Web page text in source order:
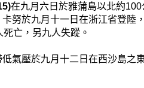
在九月六日於雅蒲島以北約
卡努於九月十一日在浙江省登陸
死亡，另九人失蹤。
氣壓於九月十二日在西沙島之